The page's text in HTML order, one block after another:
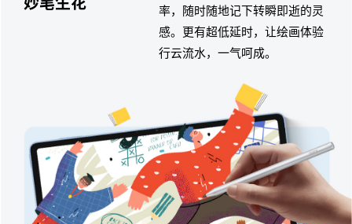
率，随时随地记下转瞬即逝的灵
感。更有超低延时，让绘画体验
行云流水，一气呵成。